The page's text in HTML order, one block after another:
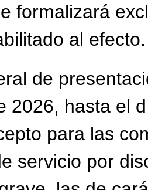
formalizará
al efecto.
de
2026, hasta el
para las
servicio por